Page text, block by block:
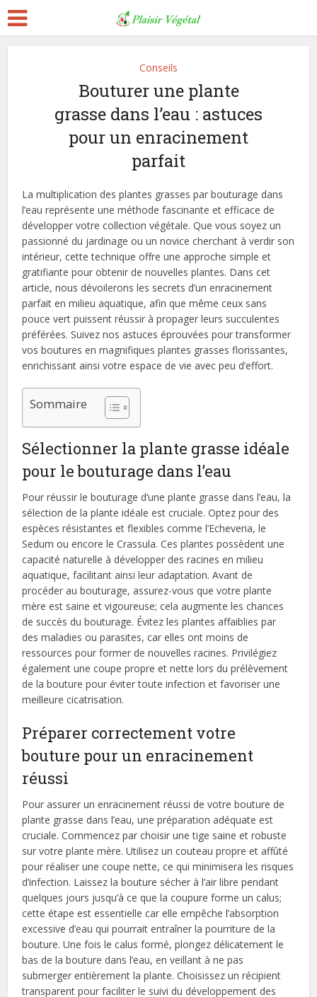
Conseils
Bouturer une plante
grasse dans l’eau : astuces
pour un enracinement
parfait
La multiplication des plantes grasses par bouturage dans
l’eau représente une méthode fascinante et efficace de
développer votre collection végétale. Que vous soyez un
passionné du jardinage ou un novice cherchant à verdir son
intérieur, cette technique offre une approche simple et
gratifiante pour obtenir de nouvelles plantes. Dans cet
article, nous dévoilerons les secrets d’un enracinement
parfait en milieu aquatique, afin que même ceux sans
pouce vert puissent réussir à propager leurs succulentes
préférées. Suivez nos astuces éprouvées pour transformer
vos boutures en magnifiques plantes grasses florissantes,
enrichissant ainsi votre espace de vie avec peu d’effort.
Sommaire
Sélectionner la plante grasse idéale
pour le bouturage dans l’eau
Pour réussir le bouturage d’une plante grasse dans l’eau, la
sélection de la plante idéale est cruciale. Optez pour des
espèces résistantes et flexibles comme l’Echeveria, le
Sedum ou encore le Crassula. Ces plantes possèdent une
capacité naturelle à développer des racines en milieu
aquatique, facilitant ainsi leur adaptation. Avant de
procéder au bouturage, assurez-vous que votre plante
mère est saine et vigoureuse; cela augmente les chances
de succès du bouturage. Évitez les plantes affaiblies par
des maladies ou parasites, car elles ont moins de
ressources pour former de nouvelles racines. Privilégiez
également une coupe propre et nette lors du prélèvement
de la bouture pour éviter toute infection et favoriser une
meilleure cicatrisation.
Préparer correctement votre
bouture pour un enracinement
réussi
Pour assurer un enracinement réussi de votre bouture de
plante grasse dans l’eau, une préparation adéquate est
cruciale. Commencez par choisir une tige saine et robuste
sur votre plante mère. Utilisez un couteau propre et affûté
pour réaliser une coupe nette, ce qui minimisera les risques
d’infection. Laissez la bouture sécher à l’air libre pendant
quelques jours jusqu’à ce que la coupure forme un calus;
cette étape est essentielle car elle empêche l’absorption
excessive d’eau qui pourrait entraîner la pourriture de la
bouture. Une fois le calus formé, plongez délicatement le
bas de la bouture dans l’eau, en veillant à ne pas
submerger entièrement la plante. Choisissez un récipient
transparent pour faciliter le suivi du développement des